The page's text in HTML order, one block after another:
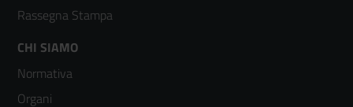
Rassegna Stampa
Footer
menù
CHI SIAMO
Normativa
Organi